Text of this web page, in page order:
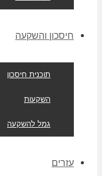
חיסכון והשקעה
תוכנית חיסכון
השקעות
גמל להשקעה
עזרים